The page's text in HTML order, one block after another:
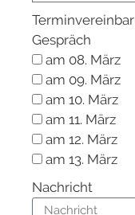
Gespräch
am 08. März
am 09. März
am 10. März
am 11. März
am 12. März
am 13. März
Nachricht